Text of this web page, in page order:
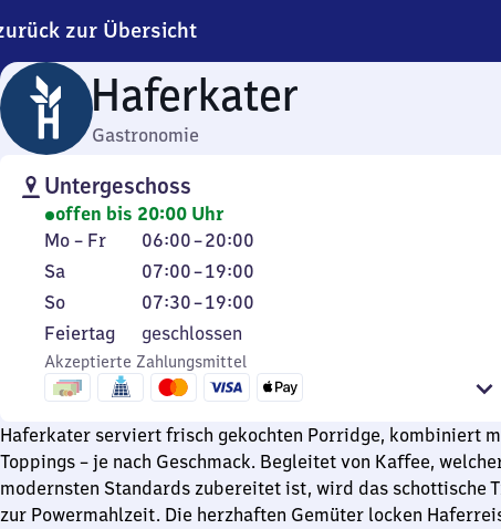
zur Übersicht
Haferkater
Gastronomie
Untergeschoss
offen bis 20:00 Uhr
Montag
bis
Freitag
Mo – Fr 06:00–20:00
Von
6
Uhr
20
Uhr
Samstag
Sa 07:00–19:00
Von
7
bis
19
Uhr
Sonntag
So 07:30–19:00
Von
7
Uhr
30
bis
19
Uhr
Feiertag
Feiertag geschlossen
Akzeptierte Zahlungsmittel
Haferkater serviert frisch gekochten Porridge, kombiniert
Toppings – je nach Geschmack. Begleitet von Kaffee,
modernsten Standards zubereitet ist, wird das schottische
zur Powermahlzeit. Die herzhaften Gemüter locken